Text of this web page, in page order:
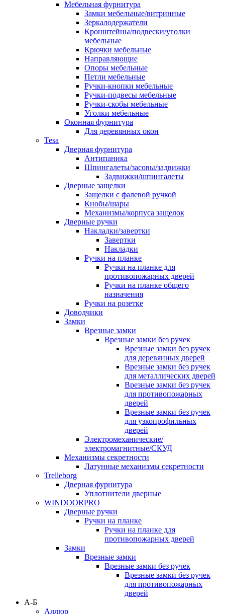
Мебельная фурнитура
Замки мебельные/витринные
Зеркалодержатели
Кронштейны/подвески/уголки
мебельные
Крючки мебельные
Направляющие
Опоры мебельные
Петли мебельные
Ручки-кнопки мебельные
Ручки-подвесы мебельные
Ручки-скобы мебельные
Уголки мебельные
Оконная фурнитура
Для деревянных окон
Tesa
Дверная фурнитура
Антипаника
Шпингалеты/засовы/задвижки
Задвижки/шпингалеты
Дверные защелки
Защелки с фалевой ручкой
Кнобы/шары
Механизмы/корпуса защелок
Дверные ручки
Накладки/завертки
Завертки
Накладки
Ручки на планке
Ручки на планке для
противопожарных дверей
Ручки на планке общего
назначения
Ручки на розетке
Доводчики
Замки
Врезные замки
Врезные замки без ручек
Врезные замки без ручек
для деревянных дверей
Врезные замки без ручек
для металлических дверей
Врезные замки без ручек
для противопожарных
дверей
Врезные замки без ручек
для узкопрофильных
дверей
Электромеханические/
электромагнитные/СКУД
Механизмы секретности
Латунные механизмы секретности
Trelleborg
Дверная фурнитура
Уплотнители дверные
WINDOORPRO
Дверные ручки
Ручки на планке
Ручки на планке для
противопожарных дверей
Замки
Врезные замки
Врезные замки без ручек
Врезные замки без ручек
для противопожарных
дверей
А-Б
Аллюр